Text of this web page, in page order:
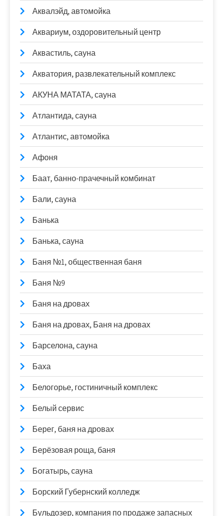
Аквалэйд, автомойка
Аквариум, оздоровительный центр
Аквастиль, сауна
Акватория, развлекательный комплекс
АКУНА МАТАТА, сауна
Атлантида, сауна
Атлантис, автомойка
Афоня
Баат, банно-прачечный комбинат
Бали, сауна
Банька
Банька, сауна
Баня №1, общественная баня
Баня №9
Баня на дровах
Баня на дровах, Баня на дровах
Барселона, сауна
Баха
Белогорье, гостиничный комплекс
Белый сервис
Берег, баня на дровах
Берёзовая роща, баня
Богатырь, сауна
Борский Губернский колледж
Бульдозер, компания по продаже запасных